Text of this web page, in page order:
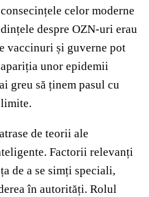
celor moderne
despre OZN-uri erau
vaccinuri și guverne pot
unor epidemii
greu să ținem pasul cu
de teorii ale
Factorii relevanți
de a se simți speciali,
în autorități. Rolul